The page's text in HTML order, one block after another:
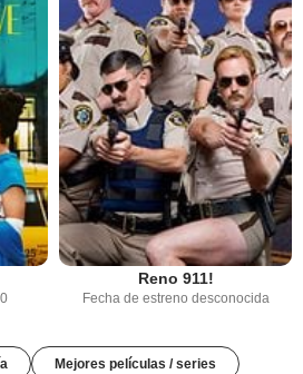
Reno 911!
Fecha de estreno desconocida
Mejores películas / series